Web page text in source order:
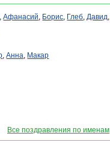
,Афанасий, Борис, Глеб,Давид,
,Анна, Макар
Все поздравления по именам